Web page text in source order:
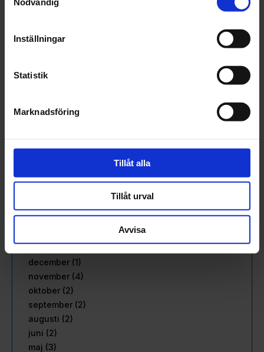
Inställningar
Statistik
Marknadsföring
Tillåt alla
Tillåt urval
Avvisa
april (2)
februari (6)
december (5)
september (3)
juli (1)
maj (3)
februari (3)
december (1)
november (4)
oktober (2)
september (2)
augusti (2)
juni (2)
maj (3)